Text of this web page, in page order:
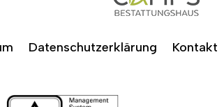
Datenschutzerklärung Kontakt